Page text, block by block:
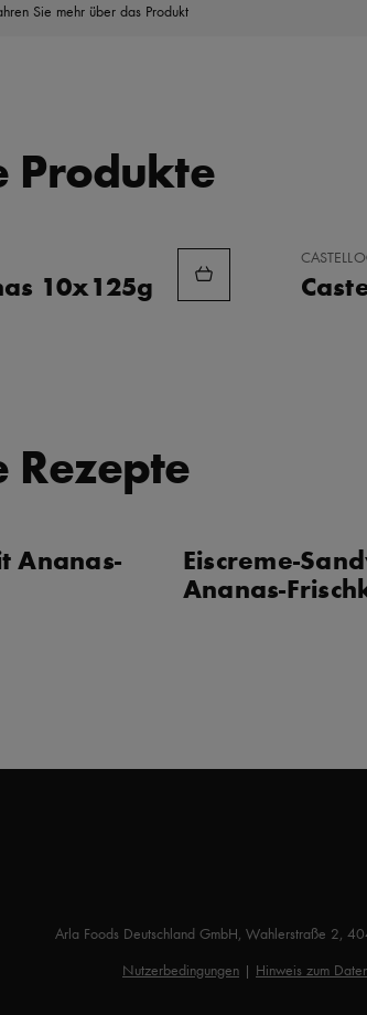
Sie mehr über das Produkt
Produkte
10x125g
ZU
Rezepte
Ananas-
Eiscreme-
Ananas-
Arla Foods Deutschland GmbH, Wahlerstraße
Nutzerbedingungen | Hinweis zum